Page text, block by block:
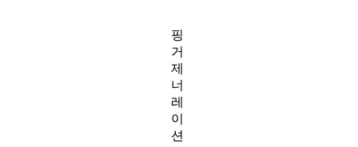
핑
거
제
너
레
이
션